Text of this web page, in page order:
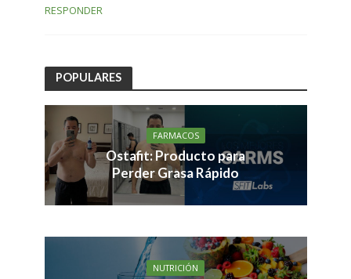
RESPONDER
POPULARES
FARMACOS
Ostafit: Producto para
Perder Grasa Rápido
NUTRICIÓN